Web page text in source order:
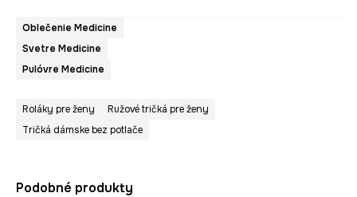
Oblečenie Medicine
Svetre Medicine
Pulóvre Medicine
Roláky pre ženy
Ružové tričká pre ženy
Tričká dámske bez potlače
Podobné produkty